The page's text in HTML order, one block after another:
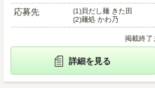
応募先
(1)貝だし麺 きた田
(2)麺処 かわ乃
掲載終了
詳細を見る